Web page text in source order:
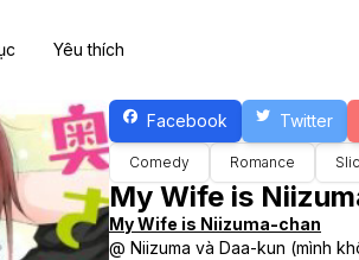
Yêu thích
Facebook Twitter
Comedy Romance
My Wife is
My Wife is Niizuma-chan
@ Niizuma và Daa-kun (mình